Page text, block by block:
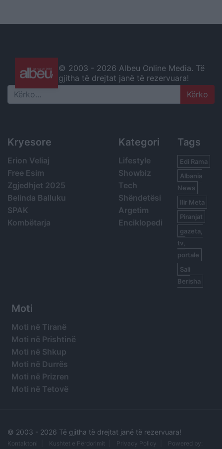
© 2003 - 2026 Albeu Online Media. Të
gjitha të drejtat janë të rezervuara!
Search
Kryesore
Erion Veliaj
Free Esim
Zgjedhjet 2025
Belinda Balluku
SPAK
Kombëtarja
Kategori
Lifestyle
Showbiz
Tech
Shëndetësi
Argetim
Enciklopedi
Tags
Edi Rama
Albania
News
Ilir Meta
Piranjat
gazeta,
tv,
portale
Sali
Berisha
Moti
Moti në Tiranë
Moti në Prishtinë
Moti në Shkup
Moti në Durrës
Moti në Prizren
Moti në Tetovë
© 2003 - 2026 Të gjitha të drejtat janë të rezervuara!
Kontaktoni Kushtet e Përdorimit Privacy Policy Powered by: